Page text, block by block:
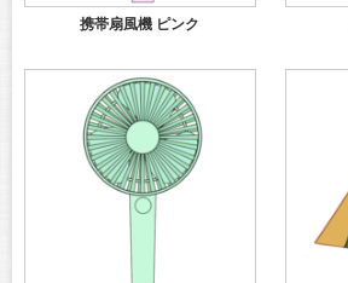
携帯扇風機 ピンク